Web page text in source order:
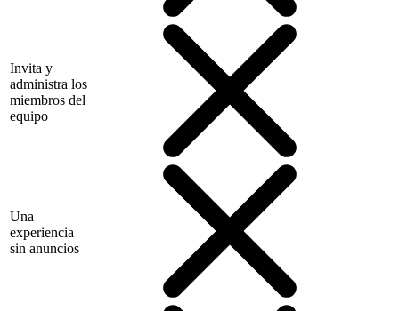
Invita y
administra los
miembros del
equipo
Una
experiencia
sin anuncios